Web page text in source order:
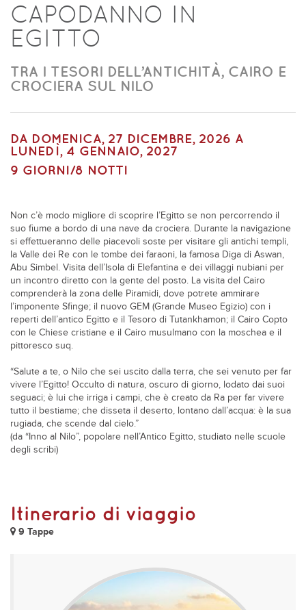
CAPODANNO IN
EGITTO
TRA I TESORI DELL’ANTICHITÀ, CAIRO E
CROCIERA SUL NILO
DA DOMENICA, 27 DICEMBRE, 2026 A
LUNEDÌ, 4 GENNAIO, 2027
9 GIORNI/8 NOTTI
Non c’è modo migliore di scoprire l’Egitto se non percorrendo il
suo fiume a bordo di una nave da crociera. Durante la navigazione
si effettueranno delle piacevoli soste per visitare gli antichi templi,
la Valle dei Re con le tombe dei faraoni, la famosa Diga di Aswan,
Abu Simbel. Visita dell’Isola di Elefantina e dei villaggi nubiani per
un incontro diretto con la gente del posto. La visita del Cairo
comprenderà la zona delle Piramidi, dove potrete ammirare
l’imponente Sfinge; il nuovo GEM (Grande Museo Egizio) con i
reperti dell’antico Egitto e il Tesoro di Tutankhamon; il Cairo Copto
con le Chiese cristiane e il Cairo musulmano con la moschea e il
pittoresco suq.
“Salute a te, o Nilo che sei uscito dalla terra, che sei venuto per far
vivere l’Egitto! Occulto di natura, oscuro di giorno, lodato dai suoi
seguaci; è lui che irriga i campi, che è creato da Ra per far vivere
tutto il bestiame; che disseta il deserto, lontano dall’acqua: è la sua
rugiada, che scende dal cielo.”
(da “Inno al Nilo”, popolare nell’Antico Egitto, studiato nelle scuole
degli scribi)
Itinerario di viaggio
9 Tappe